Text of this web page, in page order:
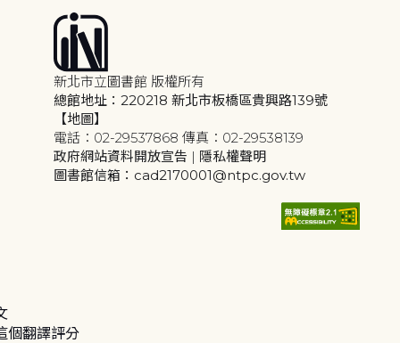
新北市立圖書館 版權所有
總館地址：220218 新北市板橋區貴興路139號
【地圖】
電話：02-29537868 傳真：02-29538139
政府網站資料開放宣告 | 隱私權聲明
圖書館信箱：cad2170001@ntpc.gov.tw
個翻譯評分